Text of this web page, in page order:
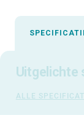
Uitgelichte
ALLE